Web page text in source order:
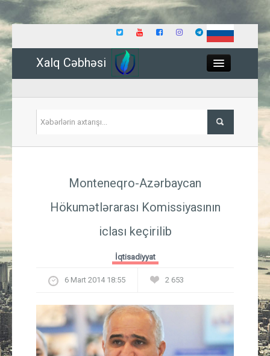
Xalq Cəbhəsi
İqtisadiyyat
Güney Azərbaycan
Müsahibə
Monteneqro-Azərbaycan
Hökumətlərarası Komissiyasının
iclası keçirilib
İqtisadiyyat
6 Mart 2014 18:55 2 653